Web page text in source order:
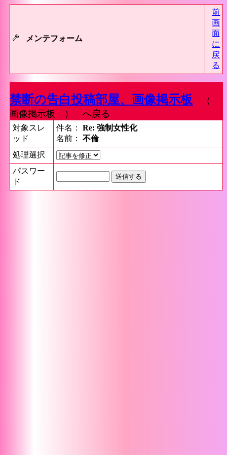
メンテフォーム
前
画
面
に
戻
る
禁断の告白投稿部屋、画像掲示板
（
画像掲示板 ） へ戻る
対象スレ
ッド
件名：Re: 強制女性化
名前：不倫
処理選択
パスワー
ド